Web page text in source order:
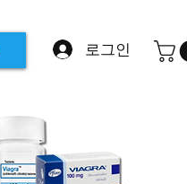
로그인